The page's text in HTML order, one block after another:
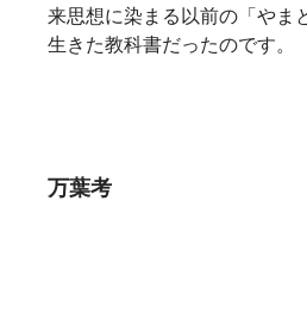
来思想に染まる以前の「やま
生きた教科書だったのです。
万葉考